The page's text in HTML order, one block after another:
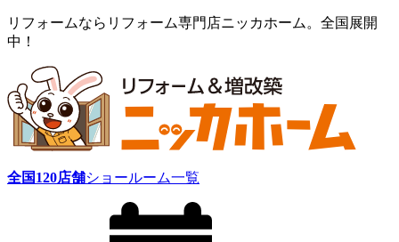
リフォームならリフォーム専門店ニッカホーム。全国展開
中！
全国120店舗ショールーム一覧